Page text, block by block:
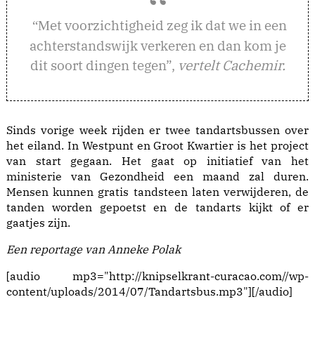
“Met voorzichtigheid zeg ik dat we in een
achterstandswijk verkeren en dan kom je
dit soort dingen tegen”, vertelt Cachemir.
Sinds vorige week rijden er twee tandartsbussen over
het eiland. In Westpunt en Groot Kwartier is het project
van start gegaan. Het gaat op initiatief van het
ministerie van Gezondheid een maand zal duren.
Mensen kunnen gratis tandsteen laten verwijderen, de
tanden worden gepoetst en de tandarts kijkt of er
gaatjes zijn.
Een reportage van Anneke Polak
[audio mp3="http://knipselkrant-curacao.com//wp-
content/uploads/2014/07/Tandartsbus.mp3"][/audio]